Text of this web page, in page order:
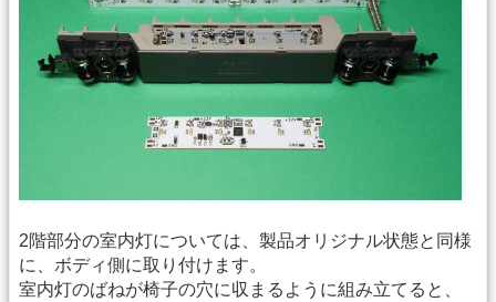
2階部分の室内灯については、製品オリジナル状態と同様
に、ボディ側に取り付けます。
室内灯のばねが椅子の穴に収まるように組み立てると、